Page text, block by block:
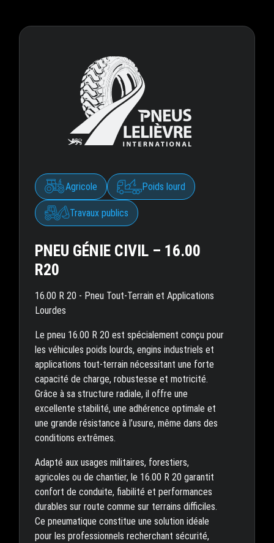
Agricole Poids lourd
Travaux publics
PNEU GÉNIE CIVIL – 16.00
R20
16.00 R 20 - Pneu Tout-Terrain et Applications
Lourdes
Le pneu 16.00 R 20 est spécialement conçu pour
les véhicules poids lourds, engins industriels et
applications tout-terrain nécessitant une forte
capacité de charge, robustesse et motricité.
Grâce à sa structure radiale, il offre une
excellente stabilité, une adhérence optimale et
une grande résistance à l’usure, même dans des
conditions extrêmes.
Adapté aux usages militaires, forestiers,
agricoles ou de chantier, le 16.00 R 20 garantit
confort de conduite, fiabilité et performances
durables sur route comme sur terrains difficiles.
Ce pneumatique constitue une solution idéale
pour les professionnels recherchant sécurité,